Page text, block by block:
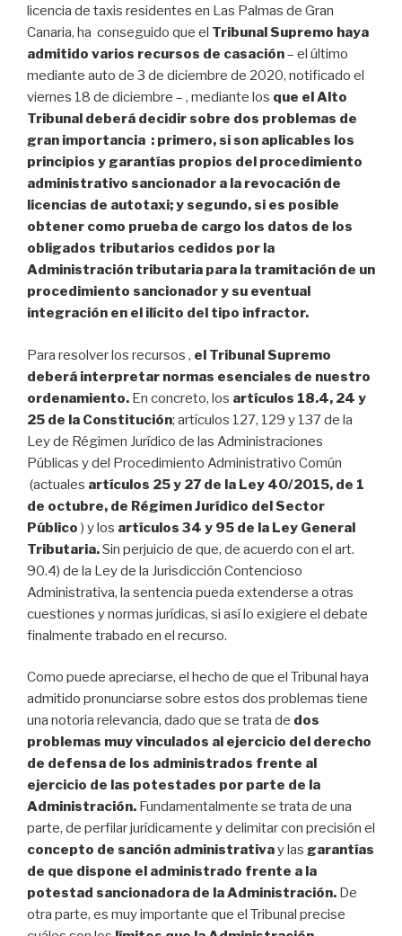
licencia de taxis residentes en Las Palmas de Gran
Canaria, ha conseguido que el Tribunal Supremo haya
admitido varios recursos de casación– el último
mediante auto de 3 de diciembre de 2020, notificado el
viernes 18 de diciembre – , mediante los que el Alto
Tribunal deberá decidir sobre dos problemas de
gran importancia : primero, si son aplicables los
principios y garantías propios del procedimiento
administrativo sancionador a la revocación de
licencias de autotaxi; y segundo, si es posible
obtener como prueba de cargo los datos de los
obligados tributarios cedidos por la
Administración tributaria para la tramitación de un
procedimiento sancionador y su eventual
integración en el ilícito del tipo infractor.
Para resolver los recursos , el Tribunal Supremo
deberá interpretar normas esenciales de nuestro
ordenamiento. En concreto, los artículos 18.4, 24 y
25 de la Constitución; artículos 127, 129 y 137 de la
Ley de Régimen Jurídico de las Administraciones
Públicas y del Procedimiento Administrativo Común
(actuales artículos 25 y 27 de la Ley 40/2015, de 1
de octubre, de Régimen Jurídico del Sector
Público ) y los artículos 34 y 95 de la Ley General
Tributaria.Sin perjuicio de que, de acuerdo con el art.
90.4) de la Ley de la Jurisdicción Contencioso
Administrativa, la sentencia pueda extenderse a otras
cuestiones y normas jurídicas, si así lo exigiere el debate
finalmente trabado en el recurso.
Como puede apreciarse, el hecho de que el Tribunal haya
admitido pronunciarse sobre estos dos problemas tiene
una notoria relevancia, dado que se trata de dos
problemas muy vinculados al ejercicio del derecho
de defensa de los administrados frente al
ejercicio de las potestades por parte de la
Administración. Fundamentalmente se trata de una
parte, de perfilar jurídicamente y delimitar con precisión el
concepto de sanción administrativay las garantías
de que dispone el administrado frente a la
potestad sancionadora de la Administración. De
otra parte, es muy importante que el Tribunal precise